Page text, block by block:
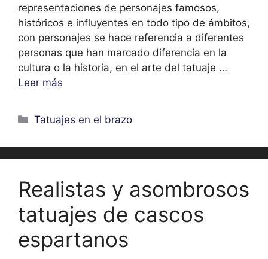
representaciones de personajes famosos,
históricos e influyentes en todo tipo de ámbitos,
con personajes se hace referencia a diferentes
personas que han marcado diferencia en la
cultura o la historia, en el arte del tatuaje …
Leer más
Categorías
Tatuajes en el brazo
Realistas y asombrosos
tatuajes de cascos
espartanos